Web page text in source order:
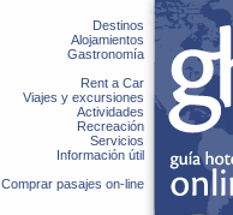
Destinos
Alojamientos
Gastronomía
Rent a Car
Viajes y excursiones
Actividades
Recreación
Servicios
Información útil
Comprar pasajes on-line